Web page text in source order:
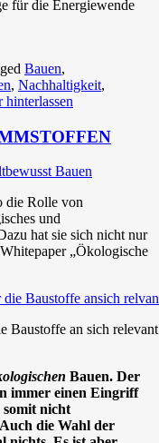
für die Energiewende
Bauen,
, Nachhaltigkeit,
Bauen
die Rolle von
und
hat sie sich nicht nur
„Ökologische
Baustoffe an sich relevant
Bauen. Der
immer einen Eingriff
nicht
die Wahl der